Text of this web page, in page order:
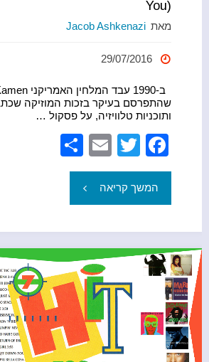
You)
מאת Jacob Ashkenazi
29/07/2016
שהתפרסם בעיקר בזכות המוזיקה
ותוכניות טלוויזיה, על פסקול …
F
a
c
e
b
o
T
wi
tt
er
E
m
ail
המשך קריאה "הסיפור
Everything
I
Do